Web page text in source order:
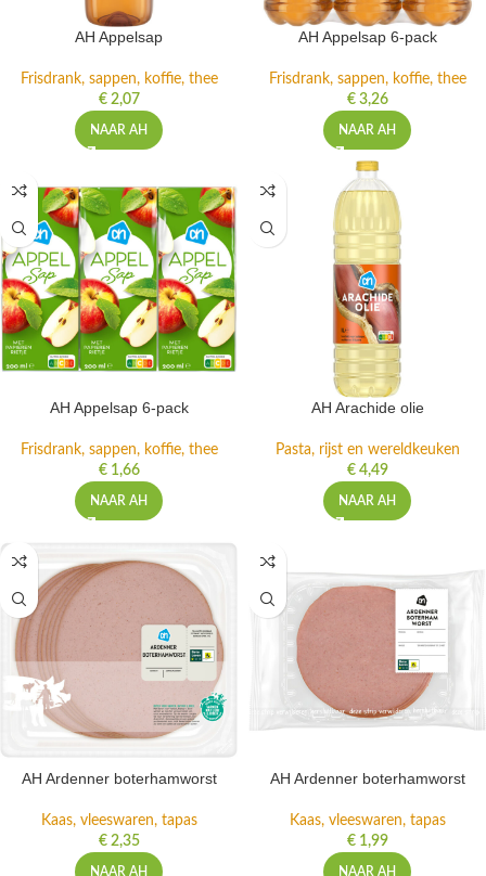
AH Appelsap
Frisdrank, sappen, koffie, thee
€2,07
NAAR AH
AH Appelsap 6-pack
Frisdrank, sappen, koffie, thee
€3,26
NAAR AH
AH Appelsap 6-pack
Frisdrank, sappen, koffie, thee
€1,66
NAAR AH
AH Arachide olie
Pasta, rijst en wereldkeuken
€4,49
NAAR AH
AH Ardenner boterhamworst
Kaas, vleeswaren, tapas
€2,35
NAAR AH
AH Ardenner boterhamworst
Kaas, vleeswaren, tapas
€1,99
NAAR AH